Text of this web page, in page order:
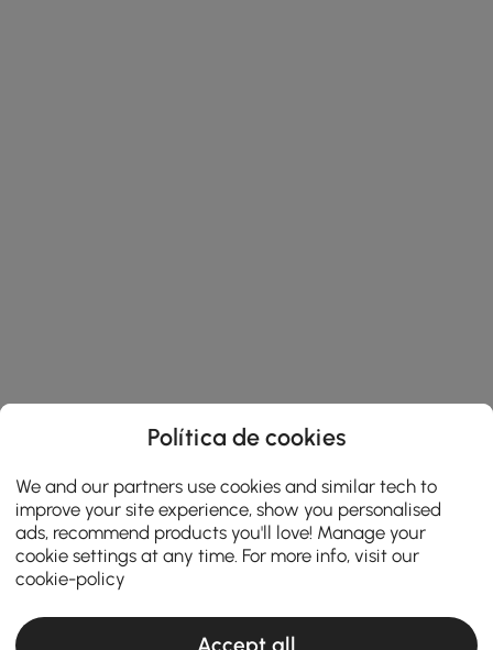
Política de cookies
We and our partners use cookies and similar tech to
improve your site experience, show you personalised
ads, recommend products you'll love! Manage your
cookie settings at any time. For more info, visit our
cookie-policy